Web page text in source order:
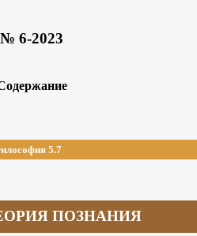
№ 6-2023
5.7
ПОЗНАНИЯ